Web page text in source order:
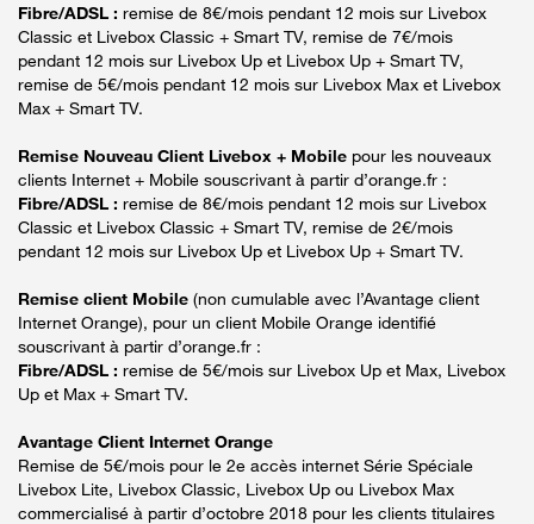
Fibre/ADSL : remise de 8€/mois pendant 12 mois sur Livebox
Classic et Livebox Classic + Smart TV, remise de 7€/mois
pendant 12 mois sur Livebox Up et Livebox Up + Smart TV,
remise de 5€/mois pendant 12 mois sur Livebox Max et Livebox
Max + Smart TV.
Remise Nouveau Client Livebox + Mobile pour les nouveaux
clients Internet + Mobile souscrivant à partir d’orange.fr :
Fibre/ADSL : remise de 8€/mois pendant 12 mois sur Livebox
Classic et Livebox Classic + Smart TV, remise de 2€/mois
pendant 12 mois sur Livebox Up et Livebox Up + Smart TV.
Remise client Mobile (non cumulable avec l’Avantage client
Internet Orange), pour un client Mobile Orange identifié
souscrivant à partir d’orange.fr :
Fibre/ADSL : remise de 5€/mois sur Livebox Up et Max, Livebox
Up et Max + Smart TV.
Avantage Client Internet Orange
Remise de 5€/mois pour le 2e accès internet Série Spéciale
Livebox Lite, Livebox Classic, Livebox Up ou Livebox Max
commercialisé à partir d’octobre 2018 pour les clients titulaires